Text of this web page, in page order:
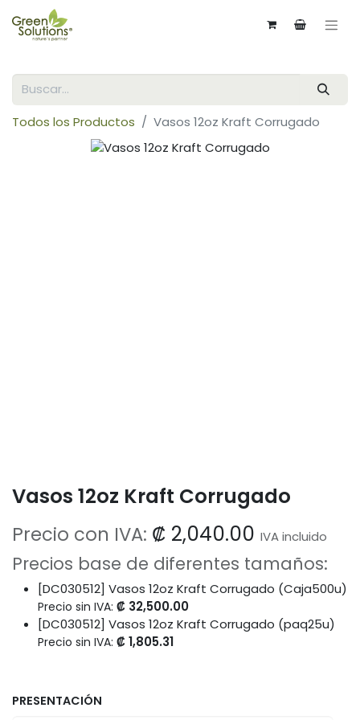
Todos los Productos Vasos 12oz Kraft Corrugado
Vasos 12oz Kraft Corrugado
Precio con IVA: ₡ 2,040.00 IVA incluido
Precios base de diferentes tamaños:
[DC030512] Vasos 12oz Kraft Corrugado (Caja500u)
Precio sin IVA: ₡ 32,500.00
[DC030512] Vasos 12oz Kraft Corrugado (paq25u)
Precio sin IVA: ₡1,805.31
PRESENTACIÓN